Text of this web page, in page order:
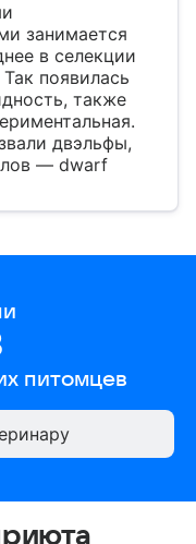
занимается
в селекции
появилась
также
двэльфы,
— dwarf
питомцев